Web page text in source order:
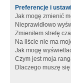
Preferencje i
Jak mogę zmienić
Nieprawidłowo
Zmieniłem strefę
Na liście nie ma
Jak mogę
Czym jest moja
Dlaczego muszę